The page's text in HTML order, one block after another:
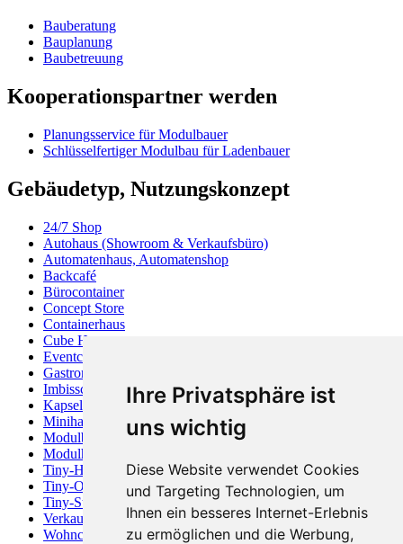
Ihre Privatsphäre ist
uns wichtig
Diese Website verwendet Cookies
und Targeting Technologien, um
Ihnen ein besseres Internet-Erlebnis
zu ermöglichen und die Werbung,
Bauberatung
Bauplanung
Baubetreuung
Kooperationspartner werden
Planungsservice für Modulbauer
Schlüsselfertiger Modulbau für Ladenbauer
Gebäudetyp, Nutzungskonzept
24/7 Shop
Autohaus (Showroom & Verkaufsbüro)
Automatenhaus, Automatenshop
Backcafé
Bürocontainer
Concept Store
Containerhaus
Cube Haus
Eventcontainer
Gastronomiecontainer
Imbisscontainer
Kapselhaus
Minihaus
Modulbau
Modulhaus
Tiny-Haus
Tiny-Office
Tiny-Store
Verkaufscontainer
Wohncontainer